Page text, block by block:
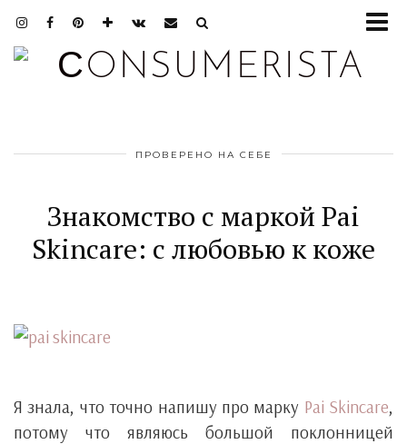
ПРОВЕРЕНО НА СЕБЕ
Знакомство с маркой Pai
Skincare: с любовью к коже
Я знала, что точно напишу про марку Pai Skincare,
потому что являюсь большой поклонницей